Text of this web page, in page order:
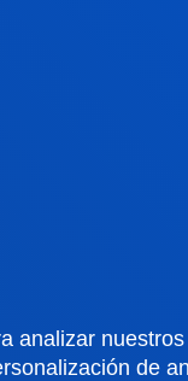
analizar
de